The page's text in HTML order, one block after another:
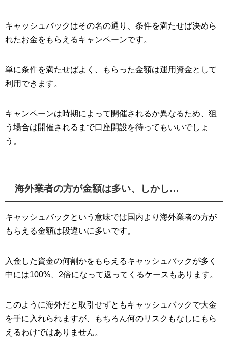
キャッシュバックはその名の通り、条件を満たせば決めら
れたお金をもらえるキャンペーンです。
単に条件を満たせばよく、もらった金額は運用資金として
利用できます。
キャンペーンは時期によって開催されるか異なるため、狙
う場合は開催されるまで口座開設を待ってもいいでしょ
う。
海外業者の方が金額は多い、しかし…
キャッシュバックという意味では国内より海外業者の方が
もらえる金額は段違いに多いです。
入金した資金の何割かをもらえるキャッシュバックが多く
中には100%、2倍になって返ってくるケースもあります。
このように海外だと取引せずともキャッシュバックで大金
を手に入れられますが、もちろん何のリスクもなしにもら
えるわけではありません。